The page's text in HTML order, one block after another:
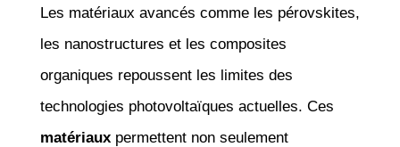
Les matériaux avancés comme les pérovskites,
les nanostructures et les composites
organiques repoussent les limites des
technologies photovoltaïques actuelles. Ces
matériauxpermettent non seulement